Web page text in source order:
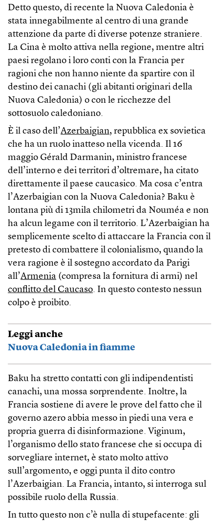
Detto questo, di recente la Nuova Caledonia è
stata innegabilmente al centro di una grande
attenzione da parte di diverse potenze straniere.
La Cina è molto attiva nella regione, mentre altri
paesi regolano i loro conti con la Francia per
ragioni che non hanno niente da spartire con il
destino dei canachi (gli abitanti originari della
Nuova Caledonia) o con le ricchezze del
sottosuolo caledoniano.
È il caso dell’Azerbaigian, repubblica ex sovietica
che ha un ruolo inatteso nella vicenda. Il 16
maggio Gérald Darmanin, ministro francese
dell’interno e dei territori d’oltremare, ha citato
direttamente il paese caucasico. Ma cosa c’entra
l’Azerbaigian con la Nuova Caledonia? Baku è
lontana più di 13mila chilometri da Nouméa e non
ha alcun legame con il territorio. L’Azerbaigian ha
semplicemente scelto di attaccare la Francia con il
pretesto di combattere il colonialismo, quando la
vera ragione è il sostegno accordato da Parigi
all’Armenia (compresa la fornitura di armi) nel
conflitto del Caucaso. In questo contesto nessun
colpo è proibito.
Leggi anche
Nuova Caledonia in fiamme
Baku ha stretto contatti con gli indipendentisti
canachi, una mossa sorprendente. Inoltre, la
Francia sostiene di avere le prove del fatto che il
governo azero abbia messo in piedi una vera e
propria guerra di disinformazione. Viginum,
l’organismo dello stato francese che si occupa di
sorvegliare internet, è stato molto attivo
sull’argomento, e oggi punta il dito contro
l’Azerbaigian. La Francia, intanto, si interroga sul
possibile ruolo della Russia.
In tutto questo non c’è nulla di stupefacente: gli